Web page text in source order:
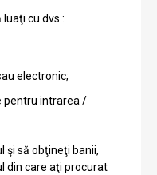
cu dvs.:
electronic;
pentru intrarea /
şi să obţineţi banii,
din care aţi procurat